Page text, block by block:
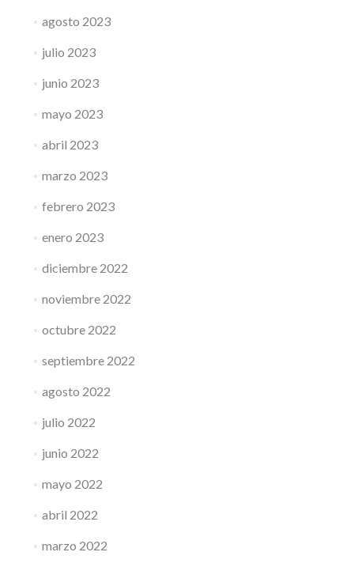
agosto 2023
julio 2023
junio 2023
mayo 2023
abril 2023
marzo 2023
febrero 2023
enero 2023
diciembre 2022
noviembre 2022
octubre 2022
septiembre 2022
agosto 2022
julio 2022
junio 2022
mayo 2022
abril 2022
marzo 2022